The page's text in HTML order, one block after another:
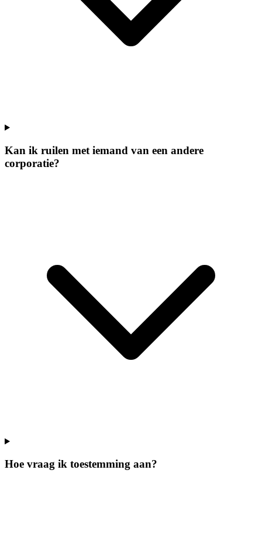
Kan ik ruilen met iemand van een andere
corporatie?
Hoe vraag ik toestemming aan?